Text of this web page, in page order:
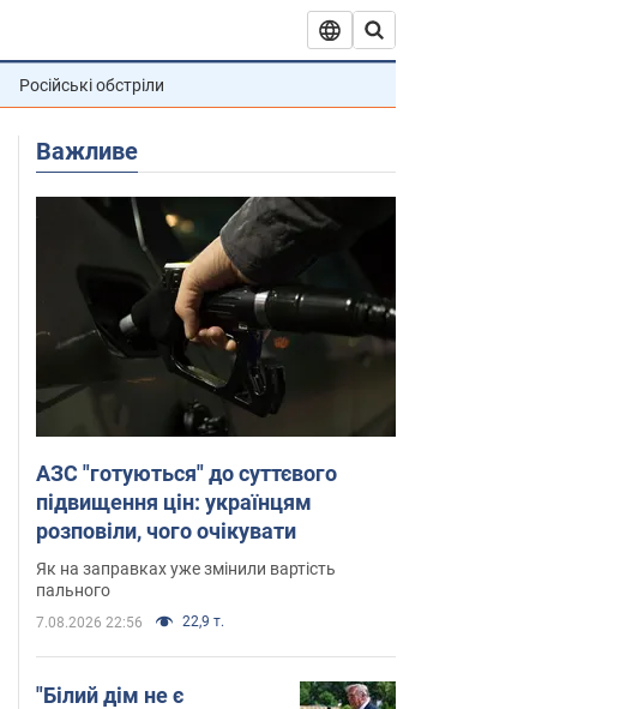
Російські обстріли
Важливе
АЗС "готуються" до суттєвого
підвищення цін: українцям
розповіли, чого очікувати
Як на заправках уже змінили вартість
пального
7.08.2026 22:56 22,9 т.
"Білий дім не є